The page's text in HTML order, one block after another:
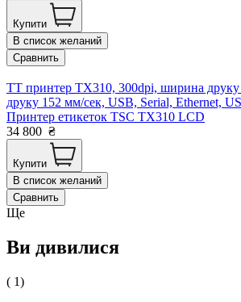
Купити
В список желаний
Сравнить
TT принтер TX310, 300dpi, ширина
друку 152 мм/сек, USB, Serial, Ethernet,
Принтер етикеток TSC TX310 LCD
34 800 ₴
Купити
В список желаний
Сравнить
Ще
Ви дивилися
( 1)